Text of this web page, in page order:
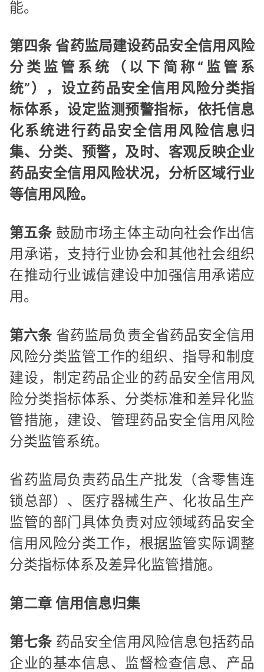
能。
第四条 省药监局建设药品安全信用风险
分类监管系统（以下简称“监管系
统”），设立药品安全信用风险分类指
标体系，设定监测预警指标，依托信息
化系统进行药品安全信用风险信息归
集、分类、预警，及时、客观反映企业
药品安全信用风险状况，分析区域行业
等信用风险。
第五条 鼓励市场主体主动向社会作出信
用承诺，支持行业协会和其他社会组织
在推动行业诚信建设中加强信用承诺应
用。
第六条 省药监局负责全省药品安全信用
风险分类监管工作的组织、指导和制度
建设，制定药品企业的药品安全信用风
险分类指标体系、分类标准和差异化监
管措施，建设、管理药品安全信用风险
分类监管系统。
省药监局负责药品生产批发（含零售连
锁总部）、医疗器械生产、化妆品生产
监管的部门具体负责对应领域药品安全
信用风险分类工作，根据监管实际调整
分类指标体系及差异化监管措施。
第二章 信用信息归集
第七条 药品安全信用风险信息包括药品
企业的基本信息、监督检查信息、产品